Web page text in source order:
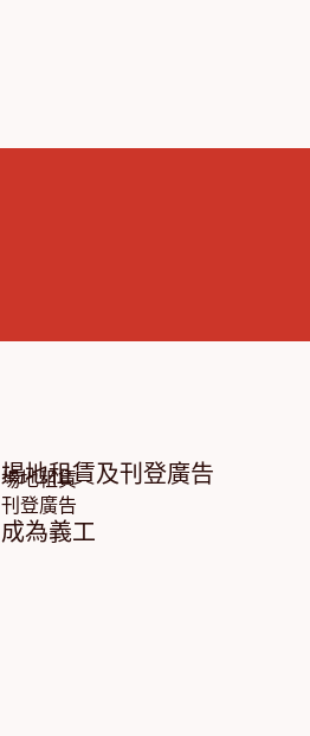
場地租賃及刊登廣告
場地租賃
刊登廣告
成為義工